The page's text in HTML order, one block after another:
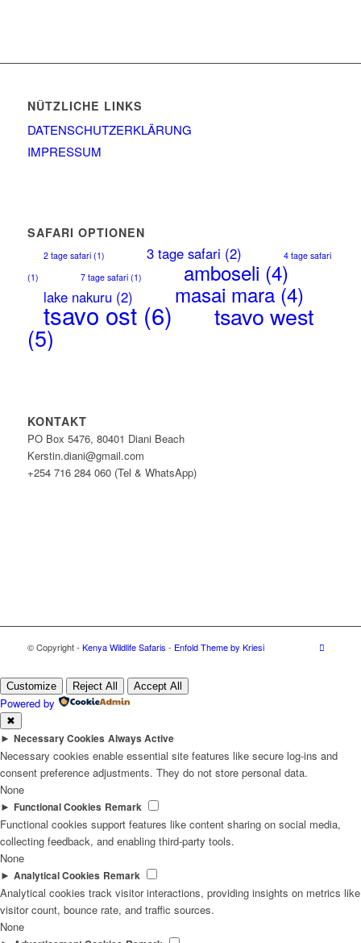
NÜTZLICHE LINKS
DATENSCHUTZERKLÄRUNG
IMPRESSUM
SAFARI OPTIONEN
2 tage safari(1) 3 tage safari (2)
4 tage safari
(1)
7 tage safari(1) amboseli (4)
lake nakuru (2) masai mara(4)
tsavo ost(6) tsavo west
(5)
KONTAKT
PO Box 5476, 80401 Diani Beach
Kerstin.diani@gmail.com
+254 716 284 060 (Tel & WhatsApp)
© Copyright - Kenya Wildlife Safaris - Enfold Theme by Kriesi
Customize Reject All Accept All
Powered by
✖
► Necessary Cookies Always Active
Necessary cookies enable essential site features like secure log-ins and
consent preference adjustments. They do not store personal data.
None
► Functional Cookies Remark
Functional cookies support features like content sharing on social media,
collecting feedback, and enabling third-party tools.
None
► Analytical Cookies Remark
Analytical cookies track visitor interactions, providing insights on metrics like
visitor count, bounce rate, and traffic sources.
None